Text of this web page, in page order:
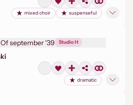
mixed choir suspenseful
september '39 Studio H
dramatic